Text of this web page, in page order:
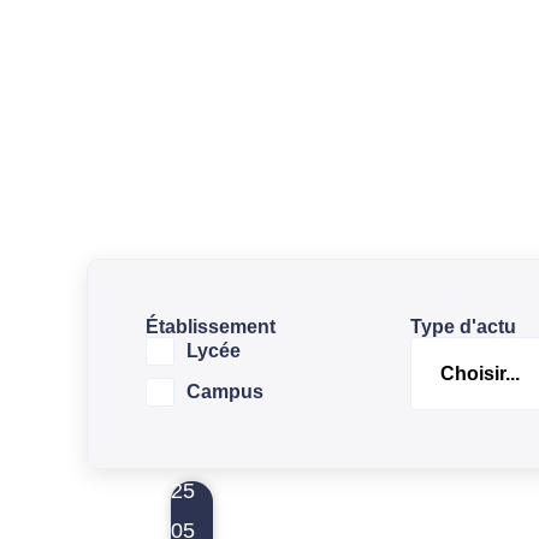
Établissement
Lycée
Campus
Type d'actu
25
05